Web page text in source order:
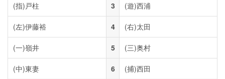
(指)戸柱 3 (遊)西浦
(左)伊藤裕 4 (右)太田
(一)嶺井 5 (三)奥村
(中)東妻 6 (捕)西田